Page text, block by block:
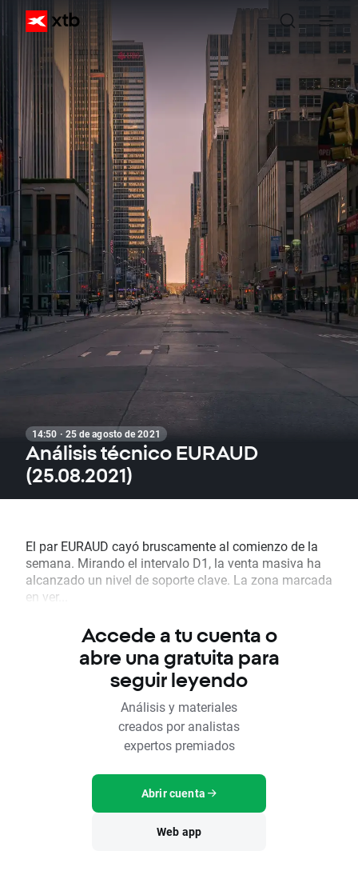
14:50 · 25 de agosto de 2021
Análisis técnico EURAUD
(25.08.2021)
El par EURAUD cayó bruscamente al comienzo de la
semana. Mirando el intervalo D1, la venta masiva ha
alcanzado un nivel de soporte clave. La zona marcada
en ver...
Accede a tu cuenta o
abre una gratuita para
seguir leyendo
Análisis y materiales
creados por analistas
expertos premiados
Abrir cuenta
Web app